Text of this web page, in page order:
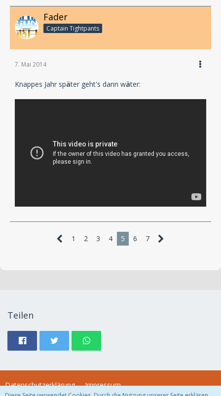
Fader
Captain Tightpants
7. Mai 2014
Knappes Jahr später geht's dann wäter:
1 2 3 4 5 6 7
Teilen
Datenschutzerklärung Impressum